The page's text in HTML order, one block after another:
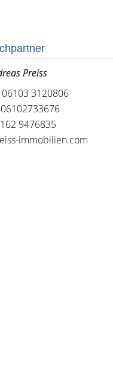
Preiss
3120806
9476835
immobilien.com